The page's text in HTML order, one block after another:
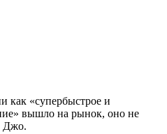
как «супербыстрое и
вышло на рынок, оно не
Джо.